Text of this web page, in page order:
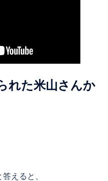
れた米山さんか
えると、